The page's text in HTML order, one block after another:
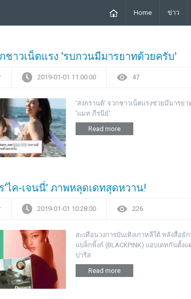
Home ข่าว
ชาวเน็ตแรง 'รบกวนมีมารยาทด้วยครับ'
2019-01-01 11:00:00 47
'สงกรานต์' จวกชาวเน็ตแรงช่วยมีมารย
'แมท ภีรนีย์'
Read more
'ไค-เจนนี่' ภาพหลุดเดทสุดหวาน!
2019-01-01 10:28:00 226
สะเทือนวงการบันเทิงเกาหลีใต้ หลังสื่อ
แบล็กพิ้งก์ (BLACKPINK) แอบเดทกันตั้
ปารีส
Read more